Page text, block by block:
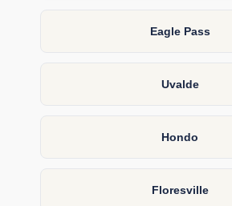
Eagle Pass
Uvalde
Hondo
Floresville